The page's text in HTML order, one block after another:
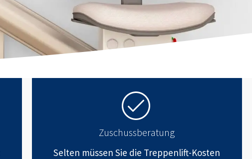
Zuschussberatung
Selten müssen Sie die Treppenlift-Kosten